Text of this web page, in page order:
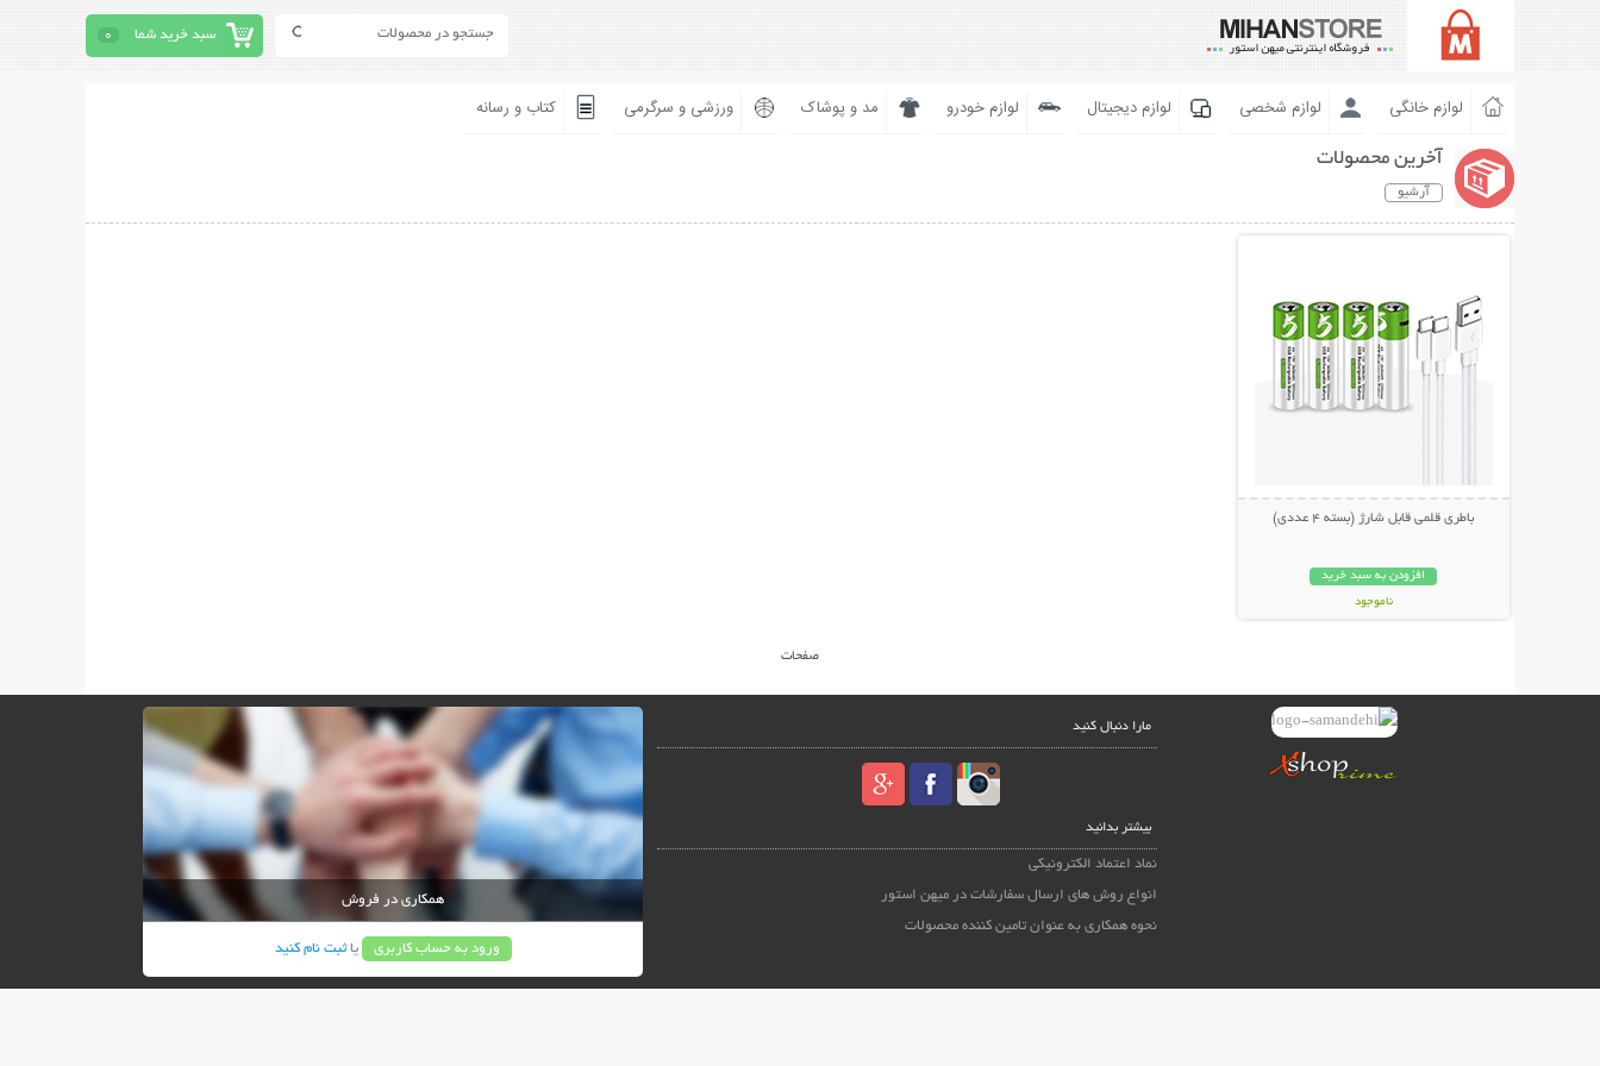
سبد خرید شما 0
لوازم خانگی لوازم شخصی لوازم دیجیتال لوازم خودرو مد و پوشاک ورزشی و سرگرمی کتاب و رسانه
آخرین محصولات
آرشیو
باطری قلمی قابل شارژ (بسته 4 عددی)
افزودن به سبد خرید
ناموجود
صفحات
مارا دنبال کنید
بیشتر بدانید
نماد اعتماد الکترونیکی
انواع روش های ارسال سفارشات در میهن استور
نحوه همکاری به عنوان تامین کننده محصولات
همکاری در فروش
ورود به حساب کاربری یاثبت نام کنید